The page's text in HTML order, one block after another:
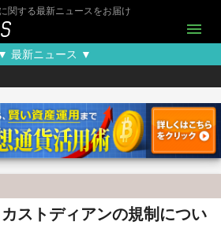
関する最新ニュースをお届け
menu
▼ 最新ニュース ▼
ストディアンの規制につい